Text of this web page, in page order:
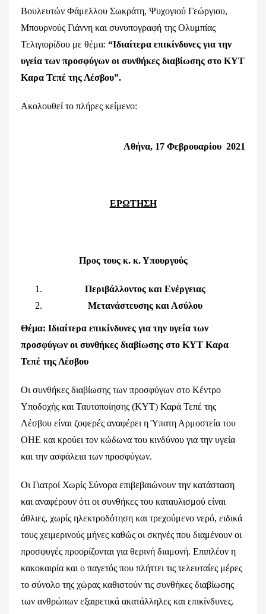
Βουλευτών Φάμελλου Σωκράτη, Ψυχογιού Γεώργιου,
Μπουρνούς Γιάννη και συνυπογραφή της Ολυμπίας
Τελιγιορίδου με θέμα: “Ιδιαίτερα επικίνδυνες για την
υγεία των προσφύγων οι συνθήκες διαβίωσης στο ΚΥΤ
Καρα Τεπέ της Λέσβου”.
Ακολουθεί το πλήρες κείμενο:
Αθήνα, 17 Φεβρουαρίου 2021
ΕΡΩΤΗΣΗ
Προς τους κ. κ. Υπουργούς
Περιβάλλοντος και Ενέργειας
Μετανάστευσης και Ασύλου
Θέμα: Ιδιαίτερα επικίνδυνες για την υγεία των
προσφύγων οι συνθήκες διαβίωσης στο ΚΥΤ Καρα
Τεπέ της Λέσβου
Οι συνθήκες διαβίωσης των προσφύγων στο Κέντρο
Υποδοχής και Ταυτοποίησης (ΚΥΤ) Καρά Τεπέ της
Λέσβου είναι ζοφερές αναφέρει η Ύπατη Αρμοστεία του
ΟΗΕ και κρούει τον κώδωνα του κινδύνου για την υγεία
και την ασφάλεια των προσφύγων.
Οι Γιατροί Χωρίς Σύνορα επιβεβαιώνουν την κατάσταση
και αναφέρουν ότι οι συνθήκες του καταυλισμού είναι
άθλιες, χωρίς ηλεκτροδότηση και τρεχούμενο νερό, ειδικά
τους χειμερινούς μήνες καθώς οι σκηνές που διαμένουν οι
προσφυγές προορίζονται για θερινή διαμονή. Επιπλέον η
κακοκαιρία και ο παγετός που πλήττει τις τελευταίες μέρες
το σύνολο της χώρας καθιστούν τις συνθήκες διαβίωσης
των ανθρώπων εξαιρετικά ακατάλληλες και επικίνδυνες.